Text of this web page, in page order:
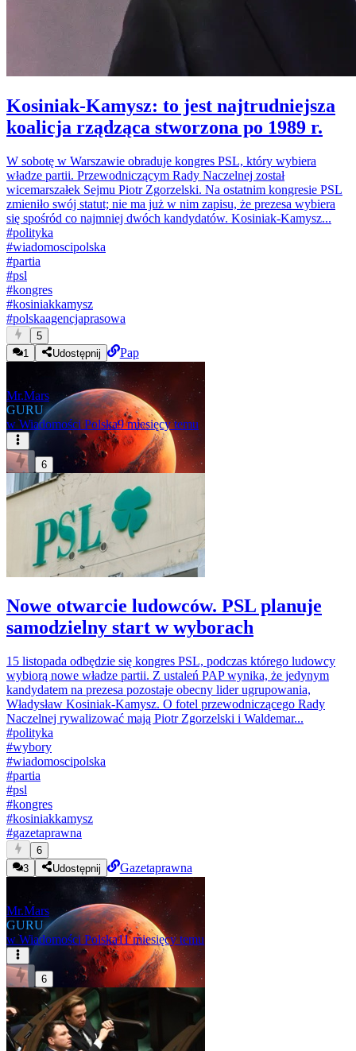
Kosiniak-Kamysz: to jest najtrudniejsza
koalicja rządząca stworzona po 1989 r.
W sobotę w Warszawie obraduje kongres PSL, który wybiera
władze partii. Przewodniczącym Rady Naczelnej został
wicemarszałek Sejmu Piotr Zgorzelski. Na ostatnim kongresie PSL
zmieniło swój statut; nie ma już w nim zapisu, że prezesa wybiera
się spośród co najmniej dwóch kandydatów. Kosiniak-Kamysz...
#polityka
#wiadomoscipolska
#partia
#psl
#kongres
#kosiniakkamysz
#polskaagencjaprasowa
5
1
Udostępnij Pap
Mr.Mars
GURU
w Wiadomości Polska9 miesięcy temu
6
Nowe otwarcie ludowców. PSL planuje
samodzielny start w wyborach
15 listopada odbędzie się kongres PSL, podczas którego ludowcy
wybiorą nowe władze partii. Z ustaleń PAP wynika, że jedynym
kandydatem na prezesa pozostaje obecny lider ugrupowania,
Władysław Kosiniak-Kamysz. O fotel przewodniczącego Rady
Naczelnej rywalizować mają Piotr Zgorzelski i Waldemar...
#polityka
#wybory
#wiadomoscipolska
#partia
#psl
#kongres
#kosiniakkamysz
#gazetaprawna
6
3
Udostępnij Gazetaprawna
Mr.Mars
GURU
w Wiadomości Polska11 miesięcy temu
6